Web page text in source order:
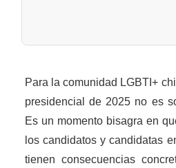
Para la comunidad LGBTI+
presidencial de 2025 no es
Es un momento bisagra en
los candidatos y candidatas
tienen consecuencias